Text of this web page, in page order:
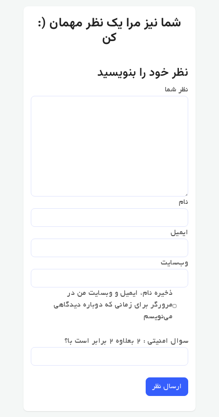
:) شما نیز مرا یک نظر مهمان
کن
نظر خود را بنویسید
نظر شما
نام
ایمیل
وب‌سایت
ذخیره نام، ایمیل و وبسایت من در
مرورگر برای زمانی که دوباره دیدگاهی
می‌نویسم
سوال امنیتی : 2 بعلاوه 2 برابر است با؟
ارسال نظر